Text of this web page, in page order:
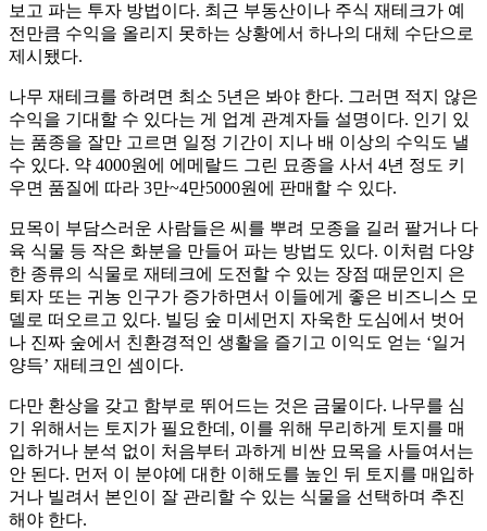
보고 파는 투자 방법이다. 최근 부동산이나 주식 재테크가 예
전만큼 수익을 올리지 못하는 상황에서 하나의 대체 수단으로
제시됐다.
나무 재테크를 하려면 최소 5년은 봐야 한다. 그러면 적지 않은
수익을 기대할 수 있다는 게 업계 관계자들 설명이다. 인기 있
는 품종을 잘만 고르면 일정 기간이 지나 배 이상의 수익도 낼
수 있다. 약 4000원에 에메랄드 그린 묘종을 사서 4년 정도 키
우면 품질에 따라 3만~4만5000원에 판매할 수 있다.
묘목이 부담스러운 사람들은 씨를 뿌려 모종을 길러 팔거나 다
육 식물 등 작은 화분을 만들어 파는 방법도 있다. 이처럼 다양
한 종류의 식물로 재테크에 도전할 수 있는 장점 때문인지 은
퇴자 또는 귀농 인구가 증가하면서 이들에게 좋은 비즈니스 모
델로 떠오르고 있다. 빌딩 숲 미세먼지 자욱한 도심에서 벗어
나 진짜 숲에서 친환경적인 생활을 즐기고 이익도 얻는 ‘일거
양득’ 재테크인 셈이다.
다만 환상을 갖고 함부로 뛰어드는 것은 금물이다. 나무를 심
기 위해서는 토지가 필요한데, 이를 위해 무리하게 토지를 매
입하거나 분석 없이 처음부터 과하게 비싼 묘목을 사들여서는
안 된다. 먼저 이 분야에 대한 이해도를 높인 뒤 토지를 매입하
거나 빌려서 본인이 잘 관리할 수 있는 식물을 선택하며 추진
해야 한다.